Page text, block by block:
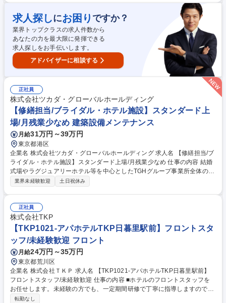
車両等の手配、乗客や乗員の空港内でのエスコート他事前準備、海外出張
業務(得意先への訪問や新規サービスの提案、コンベンションへの参加な
ど) 【キャリアパス】各空港事業所の責任者を経て、最終的には部門責任
者を目指していただくことも可能です。 募集職種 未経験歓迎【羽田空港/
成田空港】ビジネス機の運航サポート/英語力を活かす
求人探しにお困り ですか？
業界トップクラスの求人件数から
あなたの力を最大限に発揮できる
求人探しをお手伝いします。
アドバイザーに相談する
正社員
株式会社ツカダ・グローバルホールディング
【修繕担当/ブライダル・ホテル施設】スタンダード上
場/月残業少なめ 建築設備メンテナンス
月給31万円～39万円
東京都港区
企業名 株式会社ツカダ・グローバルホールディング 求人名 【修繕担当/ブ
ライダル・ホテル施設】スタンダード上場/月残業少なめ 仕事の内容 結婚
式場やラグジュアリーホテル等を中心としたTGHグループ事業所全体の外
壁・外部造作の維持・修繕・美化の専門作業と関係する業者指示・管理業
携や品質管理まで幅広く担当いただきます。＜詳細＞■建物、設備などの
維持管理・修繕・協力業者対応 ■改修工事、年間修繕維持予算、建物・設
備などの予防保全・中長期修繕の計画・策定・折衝など ■エネルギー使用
量管理・予算管理 ■年間の保守点検、整備、保全計画の策定と実行 募集職
種 【修繕担当/ブライダル・ホテル施設】スタンダード上場/月残業少なめ
業界未経験歓迎 土日祝休み
正社員
株式会社TKP
【TKP1021-アパホテルTKP日暮里駅前】フロントスタ
ッフ/未経験歓迎 フロント
月給24万円～35万円
東京都荒川区
企業名 株式会社ＴＫＰ 求人名 【TKP1021-アパホテルTKP日暮里駅前】
フロントスタッフ/未経験歓迎 仕事の内容 ■ホテルのフロントスタッフを
お任せします。未経験の方でも、一定期間研修で丁寧に指導しますのでご
安心ください。配属後は、メンターを配置しOJTで業務習得をしていただ
転勤なし